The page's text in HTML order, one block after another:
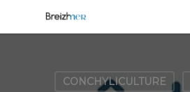
CONCHYLICULTURE